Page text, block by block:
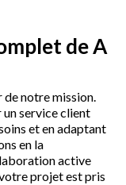
de A
notre mission.
un service client
et en adaptant
en la
active
projet est pris